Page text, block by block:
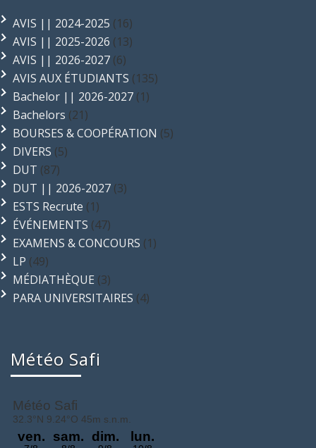
AVIS || 2024-2025 (16)
AVIS || 2025-2026 (13)
AVIS || 2026-2027 (6)
AVIS AUX ÉTUDIANTS (135)
Bachelor || 2026-2027 (1)
Bachelors (21)
BOURSES & COOPÉRATION (5)
DIVERS (5)
DUT (87)
DUT || 2026-2027 (3)
ESTS Recrute (1)
ÉVÉNEMENTS (47)
EXAMENS & CONCOURS (1)
LP (49)
MÉDIATHÈQUE (3)
PARA UNIVERSITAIRES (4)
Météo Safi